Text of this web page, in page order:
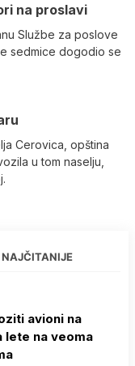
na proslavi
Službe za poslove
sedmice dogodio se
Cerovica, opština
u tom naselju,
NAJČITANIJE
avioni na
lete na veoma